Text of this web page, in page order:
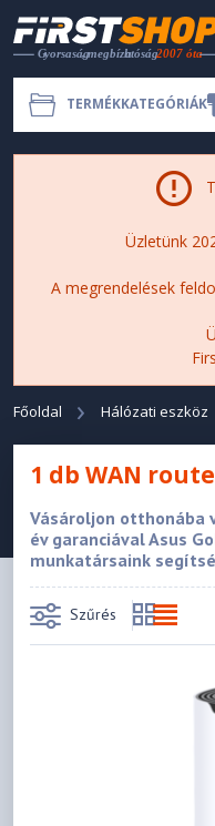
TERMÉKKATEGÓRIÁK
Üzletünk
A megrendelések
Főoldal Hálózati eszköz
1 db WAN
Vásároljon otthonába
év garanciával Asus
munkatársaink
Szűrés